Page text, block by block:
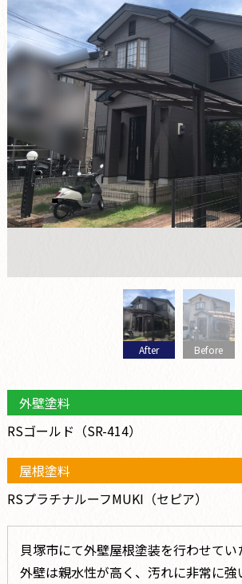
After Before
外壁塗料
RSゴールド（SR-414）
屋根塗料
RSプラチナルーフMUKI（セピア）
貝塚市にて外壁屋根塗装を行わせてい
外壁は親水性が高く、汚れに非常に強